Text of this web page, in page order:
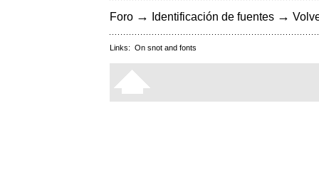
Foro → Identificación de fuentes →
Links: On snot and fonts